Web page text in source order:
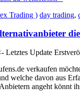
Trading ) day trading,
Letztes Update
verkaufen
welche davon aus
angeht könnt